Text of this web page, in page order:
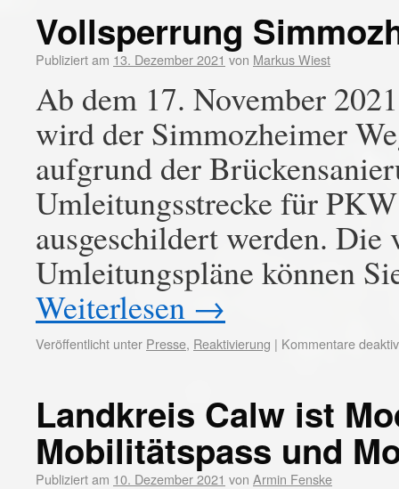
Vollsperrung
Publiziert am 13. Dezember 2021 von Markus Wiest
Ab dem 17. November
wird der Simmozheimer
aufgrund der
Umleitungsstrecke für
ausgeschildert werden. Die
Umleitungspläne können
Weiterlesen →
Veröffentlicht unter Presse, Reaktivierung | Kommentare
Landkreis Calw ist
Mobilitätspass und
Publiziert am 10. Dezember 2021 von Armin Fenske